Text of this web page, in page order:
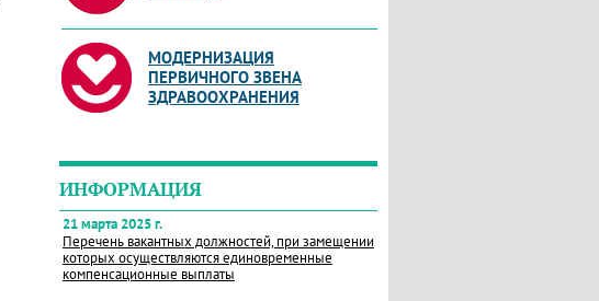
МОДЕРНИЗАЦИЯ
ПЕРВИЧНОГО ЗВЕНА
ЗДРАВООХРАНЕНИЯ
ИНФОРМАЦИЯ
21 марта 2025 г.
Перечень вакантных должностей, при замещении
которых осуществляются единовременные
компенсационные выплаты